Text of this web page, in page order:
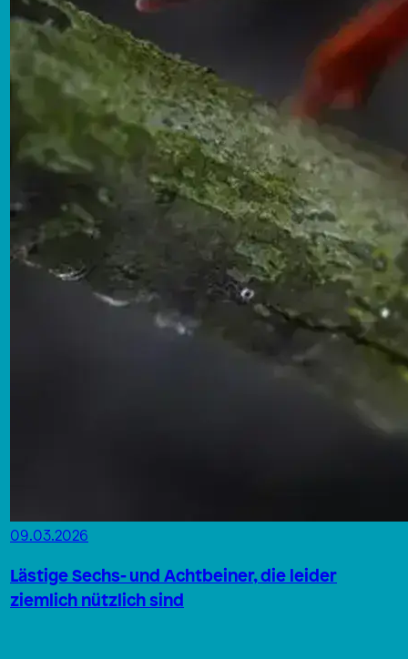
09.03.2026
Lästige Sechs- und Achtbeiner, die leider
ziemlich nützlich sind